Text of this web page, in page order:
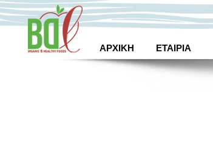
ΑΡΧΙΚΗ ΕΤΑΙΡΙΑ